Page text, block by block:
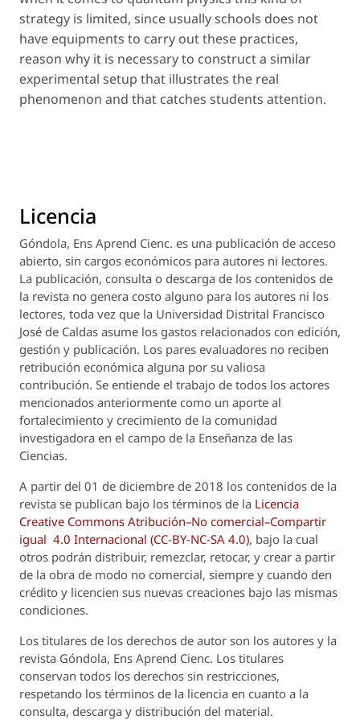
strategy is limited, since usually schools does not
have equipments to carry out these practices,
reason why it is necessary to construct a similar
experimental setup that illustrates the real
phenomenon and that catches students attention.
Licencia
Góndola, Ens Aprend Cienc. es una publicación de acceso
abierto, sin cargos económicos para autores ni lectores.
La publicación, consulta o descarga de los contenidos de
la revista no genera costo alguno para los autores ni los
lectores, toda vez que la Universidad Distrital Francisco
José de Caldas asume los gastos relacionados con edición,
gestión y publicación. Los pares evaluadores no reciben
retribución económica alguna por su valiosa
contribución. Se entiende el trabajo de todos los actores
mencionados anteriormente como un aporte al
fortalecimiento y crecimiento de la comunidad
investigadora en el campo de la Enseñanza de las
Ciencias.
A partir del 01 de diciembre de 2018 los contenidos de la
revista se publican bajo los términos de la Licencia
Creative Commons Atribución–No comercial–Compartir
igual 4.0 Internacional (CC-BY-NC-SA 4.0), bajo la cual
otros podrán distribuir, remezclar, retocar, y crear a partir
de la obra de modo no comercial, siempre y cuando den
crédito y licencien sus nuevas creaciones bajo las mismas
condiciones.
Los titulares de los derechos de autor son los autores y la
revista Góndola, Ens Aprend Cienc. Los titulares
conservan todos los derechos sin restricciones,
respetando los términos de la licencia en cuanto a la
consulta, descarga y distribución del material.